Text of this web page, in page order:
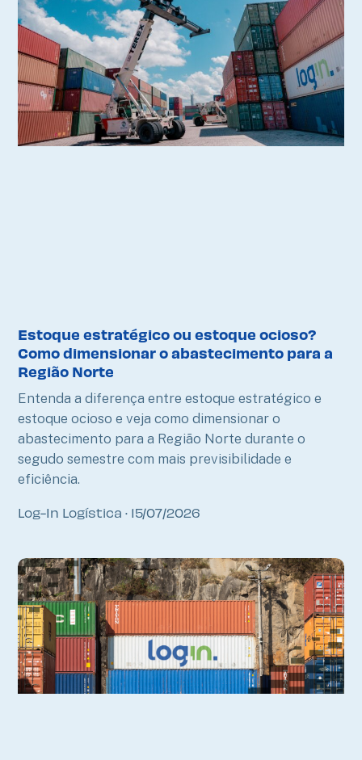
Estoque estratégico ou estoque ocioso?
Como dimensionar o abastecimento para a
Região Norte
Log-In Logística 15/07/2026
Entenda a diferença entre estoque estratégico e
estoque ocioso e veja como dimensionar o
abastecimento para a Região Norte durante o
segudo semestre com mais previsibilidade e
eficiência.